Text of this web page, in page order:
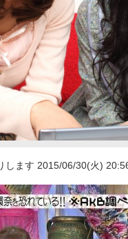
します 2015/06/30(火)